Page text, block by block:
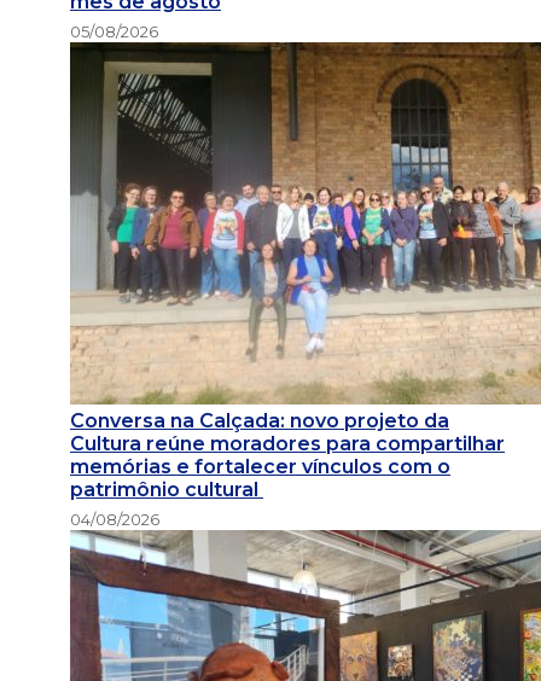
05/08/2026
Conversa na Calçada: novo projeto da
Cultura reúne moradores para compartilhar
memórias e fortalecer vínculos com o
patrimônio cultural
04/08/2026